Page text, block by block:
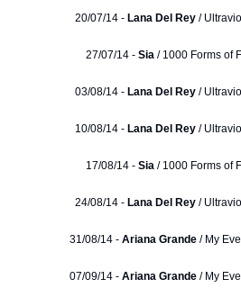
20/07/14 -Lana Del Rey/
27/07/14 - Sia / 1000 Forms of
03/08/14 - Lana Del Rey /
10/08/14 - Lana Del Rey/
17/08/14 - Sia / 1000 Forms of
24/08/14 -Lana Del Rey/
31/08/14 - Ariana Grande/ My
07/09/14 - Ariana Grande/ My